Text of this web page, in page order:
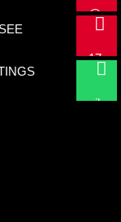
@
hu
m
anf
lig

+4
17
73

Sc
eib